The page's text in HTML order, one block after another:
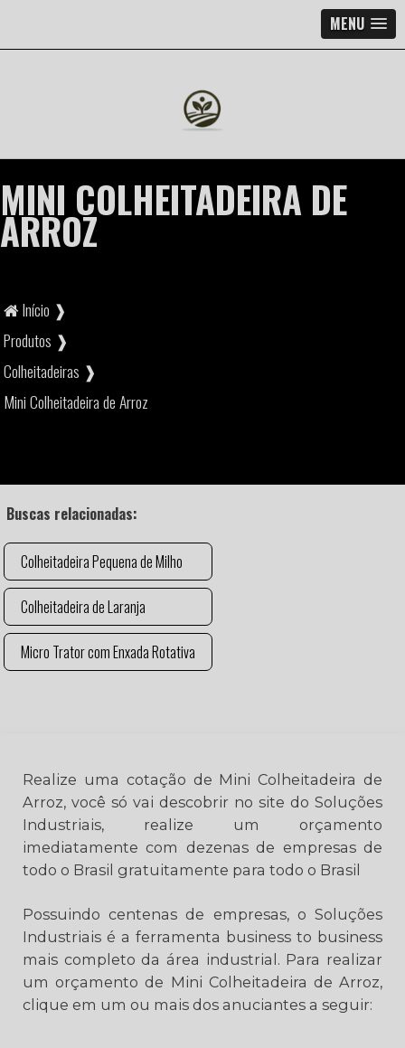
MENU
MINI COLHEITADEIRA DE
ARROZ
Início ❱
Produtos ❱
Colheitadeiras ❱
Mini Colheitadeira de Arroz
Buscas relacionadas:
Colheitadeira Pequena de Milho
Colheitadeira de Laranja
Micro Trator com Enxada Rotativa
Realize uma cotação de Mini Colheitadeira de
Arroz, você só vai descobrir no site do Soluções
Industriais, realize um orçamento
imediatamente com dezenas de empresas de
todo o Brasil gratuitamente para todo o Brasil
Possuindo centenas de empresas, o Soluções
Industriais é a ferramenta business to business
mais completo da área industrial. Para realizar
um orçamento de Mini Colheitadeira de Arroz,
clique em um ou mais dos anuciantes a seguir: